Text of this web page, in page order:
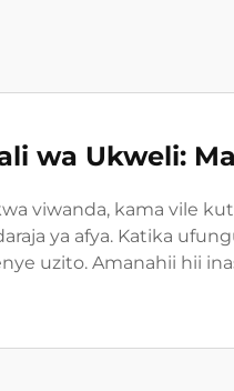
wa Ukweli:
viwanda, kama vile
ya afya. Katika
uzito. Amanahii hii